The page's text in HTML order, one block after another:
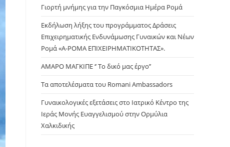
Γιορτή μνήμης για την Παγκόσμια Ημέρα Ρομά
Εκδήλωση λήξης του προγράμματος Δράσεις
Επιχειρηματικής Ενδυνάμωσης Γυναικών και Νέων
Ρομά «Α-ΡΟΜΑ ΕΠΙΧΕΙΡΗΜΑΤΙΚΟΤΗΤΑΣ».
ΑΜΑΡΟ ΜΑΓΚΙΠΕ ‘’ Το δικό μας έργο’’
Τα αποτελέσματα του Romani Ambassadors
Γυναικολογικές εξετάσεις στο Ιατρικό Κέντρο της
Ιεράς Μονής Ευαγγελισμού στην Ορμύλια
Χαλκιδικής